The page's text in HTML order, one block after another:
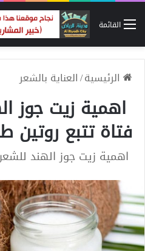
القائمة
الرئيسية/العناية بالشعر
اهمية زيت جوز
فتاة تتبع روتين
اهمية زيت جوز الهند